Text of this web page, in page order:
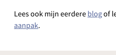
Lees ook mijn eerdere blogof
aanpak.